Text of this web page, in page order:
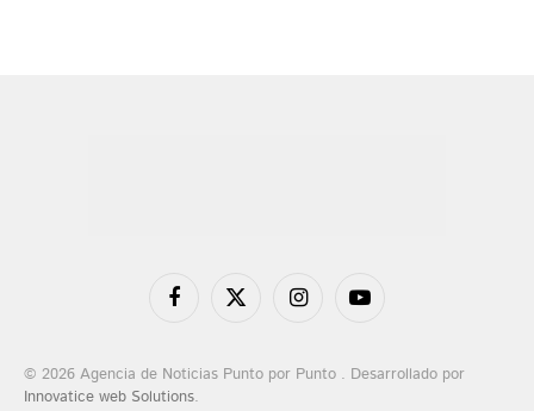
FacebookX
InstagramYouTube
© 2026 Agencia de Noticias Punto por Punto . Desarrollado por
Innovatice web Solutions.